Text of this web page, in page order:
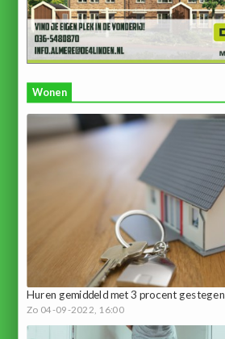
Wonen
Huren gemiddeld met 3 procent gestegen
Zo 04-09-2022, 16:00